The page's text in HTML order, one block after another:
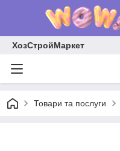
ХозСтройМаркет
Товари та послуги